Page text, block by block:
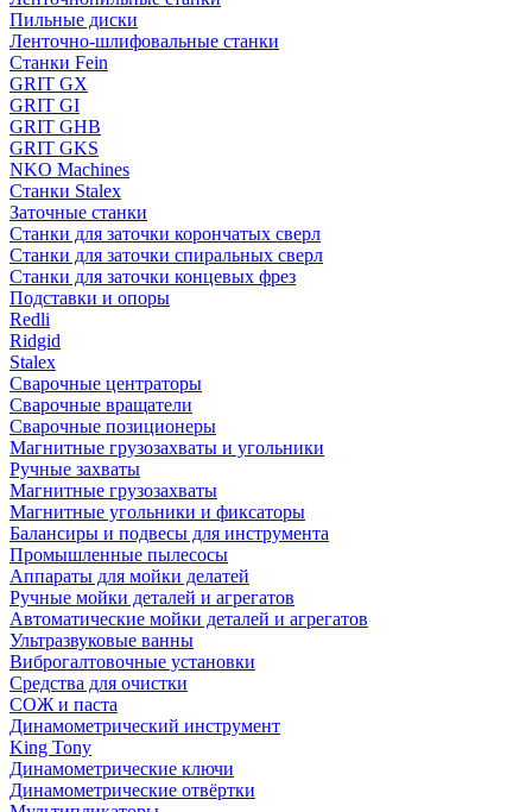
Пильные диски
Ленточно-шлифовальные станки
Станки Fein
GRIT GX
GRIT GI
GRIT GHB
GRIT GKS
NKO Machines
Станки Stalex
Заточные станки
Станки для заточки корончатых сверл
Станки для заточки спиральных сверл
Станки для заточки концевых фрез
Подставки и опоры
Redli
Ridgid
Stalex
Сварочные центраторы
Сварочные вращатели
Сварочные позиционеры
Магнитные грузозахваты и угольники
Ручные захваты
Магнитные грузозахваты
Магнитные угольники и фиксаторы
Балансиры и подвесы для инструмента
Промышленные пылесосы
Аппараты для мойки делатей
Ручные мойки деталей и агрегатов
Автоматические мойки деталей и агрегатов
Ультразвуковые ванны
Виброгалтовочные установки
Средства для очистки
СОЖ и паста
Динамометрический инструмент
King Tony
Динамометрические ключи
Динамометрические отвёртки